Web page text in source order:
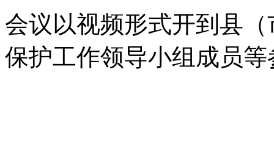
会议以视频形式开到县
保护工作领导小组成员等